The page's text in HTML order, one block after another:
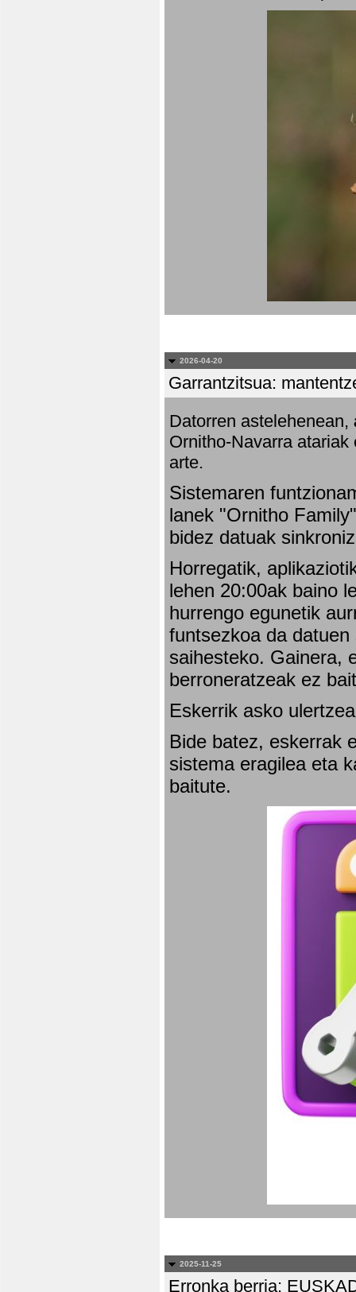
2026-04-20
Garrantzitsua:
Datorren astelehenean,
Ornitho-Navarra
arte.
Sistemaren
lanek "Ornitho
bidez datuak
Horregatik,
lehen 20:00ak baino
hurrengo egunetik
funtsezkoa da
saihesteko. Gainera,
berroneratzeak ez
Eskerrik asko
Bide batez, eskerrak
sistema eragilea eta
baitute.
2025-11-25
Erronka berria: